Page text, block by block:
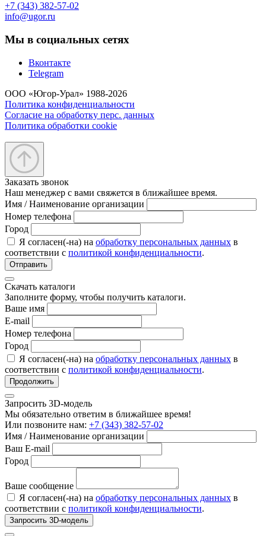
+7 (343) 382-57-02
info@ugor.ru
Мы в социальных сетях
Вконтакте
Telegram
ООО «Югор-Урал» 1988-2026
Политика конфиденциальности
Согласие на обработку перс. данных
Политика обработки cookie
Заказать звонок
Наш менеджер с вами свяжется в ближайшее время.
Имя / Наименование организации
Номер телефона
Город
Я согласен(-на) на обработку персональных данных в
соответствии с политикой конфиденциальности.
Отправить
Скачать каталоги
Заполните форму, чтобы получить каталоги.
Ваше имя
E-mail
Номер телефона
Город
Я согласен(-на) на обработку персональных данных в
соответствии с политикой конфиденциальности.
Продолжить
Запросить 3D-модель
Мы обязательно ответим в ближайшее время!
Или позвоните нам: +7 (343) 382-57-02
Имя / Наименование организации
Ваш E-mail
Город
Ваше сообщение
Я согласен(-на) на обработку персональных данных в
соответствии с политикой конфиденциальности.
Запросить 3D-модель